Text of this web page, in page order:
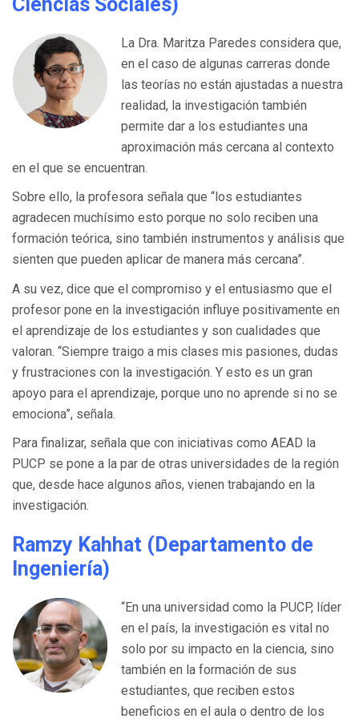
La Dra. Maritza Paredes considera que,
en el caso de algunas carreras donde
las teorías no están ajustadas a nuestra
realidad, la investigación también
permite dar a los estudiantes una
aproximación más cercana al contexto
en el que se encuentran.
Sobre ello, la profesora señala que “los estudiantes
agradecen muchísimo esto porque no solo reciben una
formación teórica, sino también instrumentos y análisis que
sienten que pueden aplicar de manera más cercana”.
A su vez, dice que el compromiso y el entusiasmo que el
profesor pone en la investigación influye positivamente en
el aprendizaje de los estudiantes y son cualidades que
valoran. “Siempre traigo a mis clases mis pasiones, dudas
y frustraciones con la investigación. Y esto es un gran
apoyo para el aprendizaje, porque uno no aprende si no se
emociona”, señala.
Para finalizar, señala que con iniciativas como AEAD la
PUCP se pone a la par de otras universidades de la región
que, desde hace algunos años, vienen trabajando en la
investigación.
Ramzy Kahhat (Departamento de
Ingeniería)
“En una universidad como la PUCP, líder
en el país, la investigación es vital no
solo por su impacto en la ciencia, sino
también en la formación de sus
estudiantes, que reciben estos
beneficios en el aula o dentro de los